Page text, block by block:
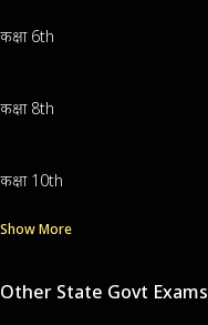
कक्षा 6th
कक्षा 8th
कक्षा 10th
Show More
Other State Govt Exams